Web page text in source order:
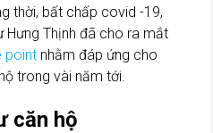
thời, bất chấp covid -19,
Thịnh đã cho ra mắt
point nhằm đáp ứng cho
trong vài năm tới.
căn hộ